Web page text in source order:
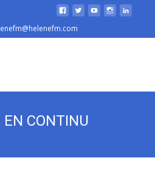
EN CONTINU